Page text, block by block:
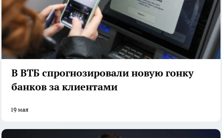
В ВТБ спрогнозировали новую гонку
банков за клиентами
19 мая